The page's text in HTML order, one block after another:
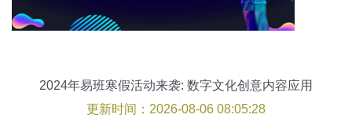
2024年易班寒假活动来袭: 数字文化创意内容应用
服务全新上线
更新时间：2026-08-06 08:05:28